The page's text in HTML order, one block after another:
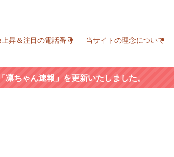
上昇＆注目の電話番号 当サイトの理念について
ちゃん速報」を更新いたしました。